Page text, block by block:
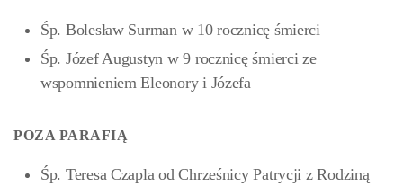
Śp. Bolesław Surman w 10 rocznicę śmierci
Śp. Józef Augustyn w 9 rocznicę śmierci ze
wspomnieniem Eleonory i Józefa
POZA PARAFIĄ
Śp. Teresa Czapla od Chrześnicy Patrycji z Rodziną